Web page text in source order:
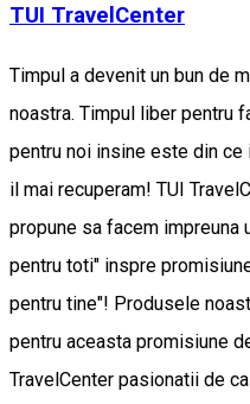
TUI TravelCenter
Timpul a devenit un bun de
noastra. Timpul liber pentru
pentru noi insine este din ce
il mai recuperam! TUI
propune sa facem impreuna
pentru toti" inspre
pentru tine"! Produsele
pentru aceasta promisiune
TravelCenter pasionatii de